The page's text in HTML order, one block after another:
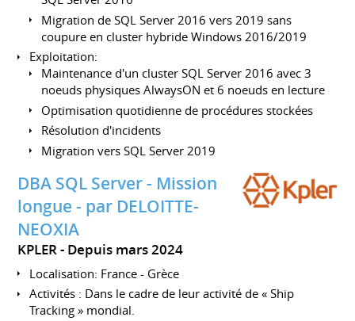
Migration de SQL Server 2016 vers 2019 sans
coupure en cluster hybride Windows 2016/2019
Exploitation:
Maintenance d'un cluster SQL Server 2016 avec 3
noeuds physiques AlwaysON et 6 noeuds en lecture
Optimisation quotidienne de procédures stockées
Résolution d'incidents
Migration vers SQL Server 2019
DBA SQL Server - Mission
longue - par DELOITTE-
NEOXIA
KPLER Depuis mars 2024
Localisation: France - Grèce
Activités : Dans le cadre de leur activité de « Ship
Tracking » mondial.